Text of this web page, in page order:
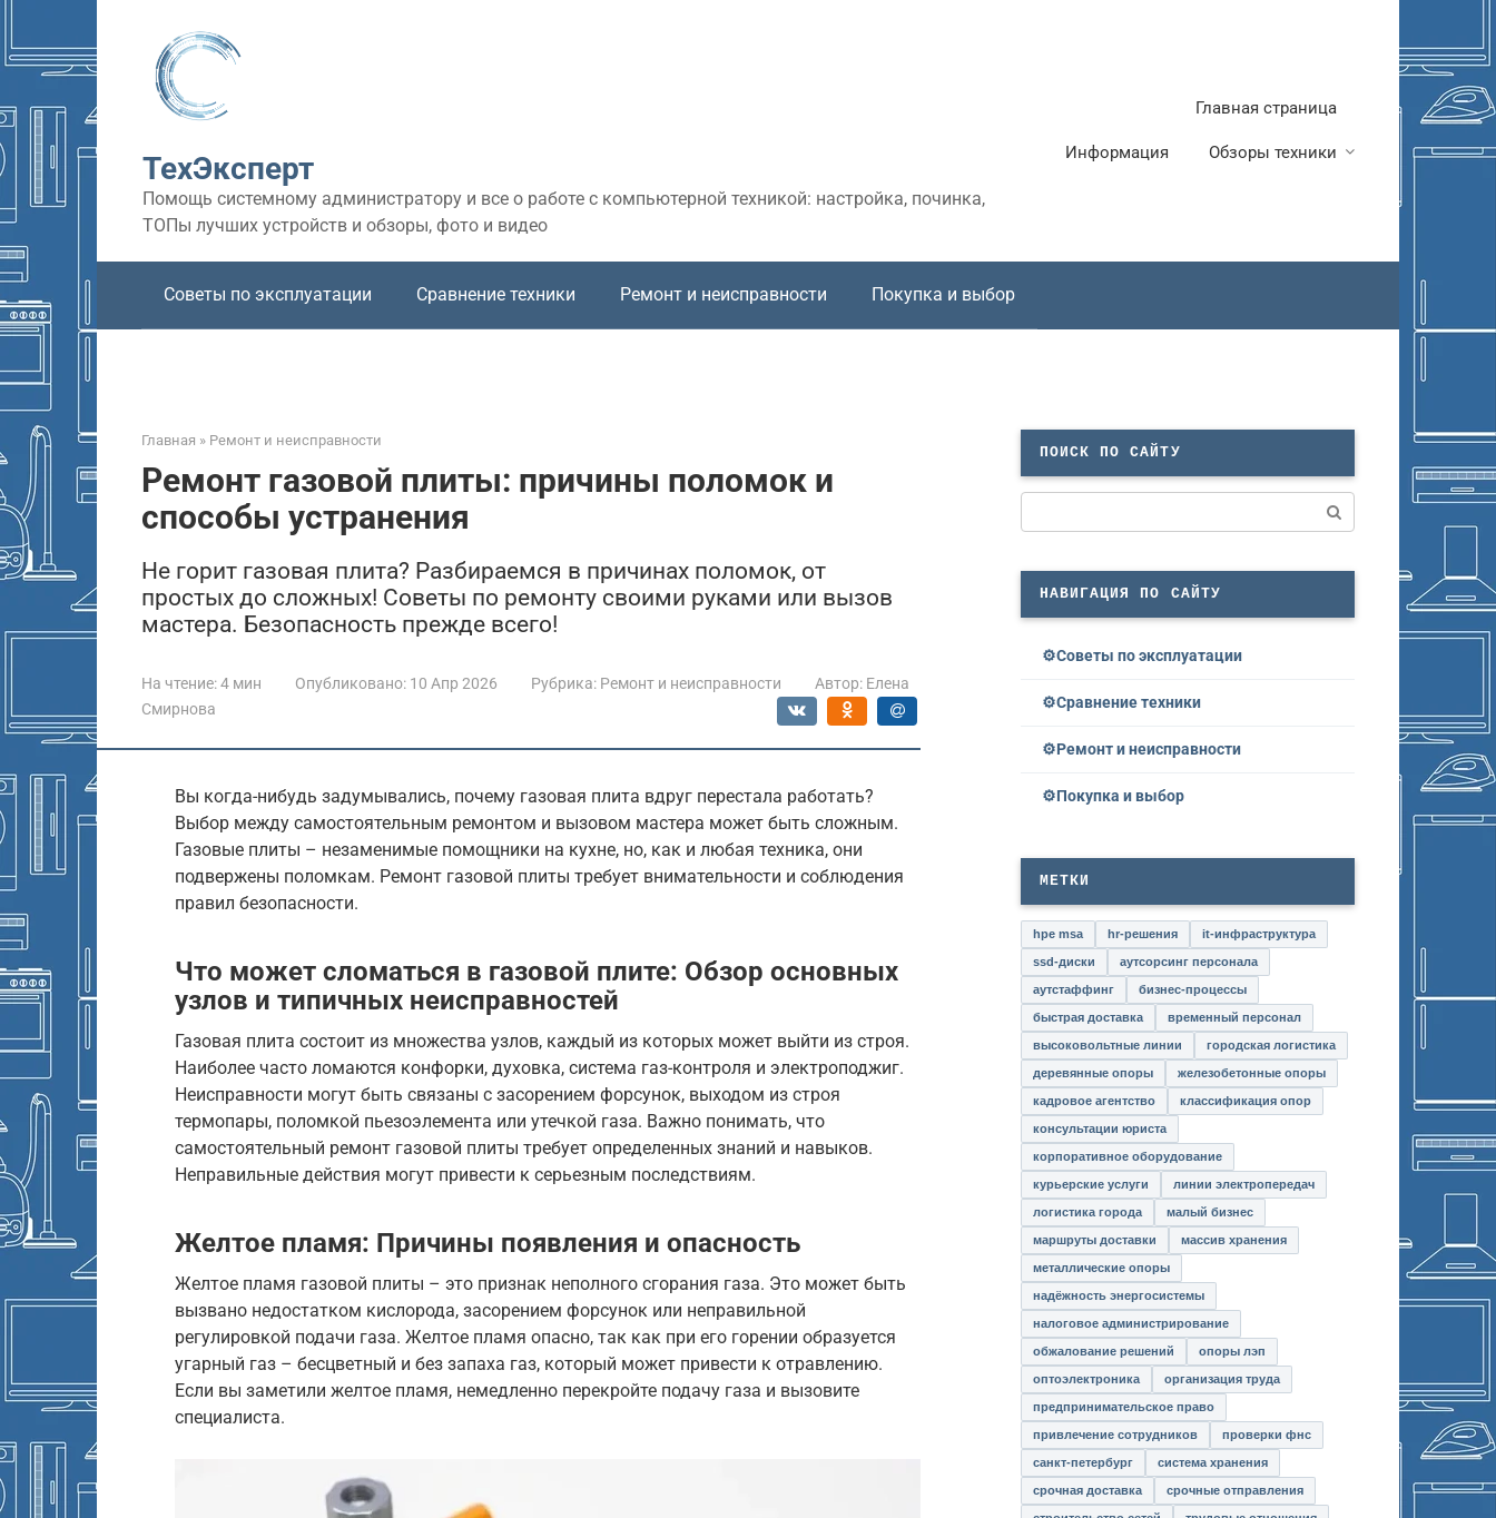
контенту
ТехЭксперт
Помощь системному администратору и все о работе с компьютерной техникой: настройка, починка,
ТОПы лучших устройств и обзоры, фото и видео
Главная страница
Информация Обзоры техники
Советы по эксплуатации Сравнение техники Ремонт и неисправности Покупка и выбор
Главная » Ремонт и неисправности
Ремонт газовой плиты: причины поломок и
способы устранения
Не горит газовая плита? Разбираемся в причинах поломок, от
простых до сложных! Советы по ремонту своими руками или вызов
мастера. Безопасность прежде всего!
На чтение:4 мин Опубликовано: 10 Апр 2026 Рубрика: Ремонт и неисправности Автор: Елена
Смирнова
Вы когда-нибудь задумывались, почему газовая плита вдруг перестала работать?
Выбор между самостоятельным ремонтом и вызовом мастера может быть сложным.
Газовые плиты – незаменимые помощники на кухне, но, как и любая техника, они
подвержены поломкам. Ремонт газовой плиты требует внимательности и соблюдения
правил безопасности.
Что может сломаться в газовой плите: Обзор основных
узлов и типичных неисправностей
Газовая плита состоит из множества узлов, каждый из которых может выйти из строя.
Наиболее часто ломаются конфорки, духовка, система газ-контроля и электроподжиг.
Неисправности могут быть связаны с засорением форсунок, выходом из строя
термопары, поломкой пьезоэлемента или утечкой газа. Важно понимать, что
самостоятельный ремонт газовой плиты требует определенных знаний и навыков.
Неправильные действия могут привести к серьезным последствиям.
Желтое пламя: Причины появления и опасность
Желтое пламя газовой плиты – это признак неполного сгорания газа. Это может быть
вызвано недостатком кислорода, засорением форсунок или неправильной
регулировкой подачи газа. Желтое пламя опасно, так как при его горении образуется
угарный газ – бесцветный и без запаха газ, который может привести к отравлению.
Если вы заметили желтое пламя, немедленно перекройте подачу газа и вызовите
специалиста.
ПОИСК ПО САЙТУ
НАВИГАЦИЯ ПО САЙТУ
Советы по эксплуатации
Сравнение техники
Ремонт и неисправности
Покупка и выбор
МЕТКИ
hpe msa hr-решения it-инфраструктура
ssd-диски аутсорсинг персонала
аутстаффинг бизнес-процессы
быстрая доставка временный персонал
высоковольтные линии городская логистика
деревянные опоры железобетонные опоры
кадровое агентство классификация опор
консультации юриста
корпоративное оборудование
курьерские услуги линии электропередач
логистика города малый бизнес
маршруты доставки массив хранения
металлические опоры
надёжность энергосистемы
налоговое администрирование
обжалование решений опоры лэп
оптоэлектроника организация труда
предпринимательское право
привлечение сотрудников проверки фнс
санкт-петербург система хранения
срочная доставка срочные отправления